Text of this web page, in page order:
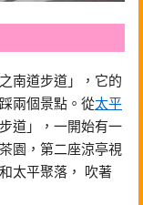
南道步道」，它的
兩個景點。從太平
道」，一開始有一
園，第二座涼亭視
太平聚落， 吹著